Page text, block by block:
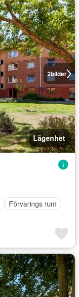
2bilder
Lägenhet
Förvarings rum